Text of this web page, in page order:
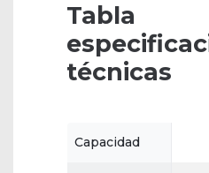
Tabla
técnicas
Capacidad